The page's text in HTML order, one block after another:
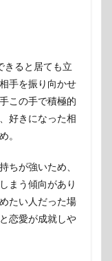
きると居ても立
手を振り向かせ
この手で積極的
好きになった相
。
ちが強いため、
まう傾向があり
たい人だった場
恋愛が成就しや